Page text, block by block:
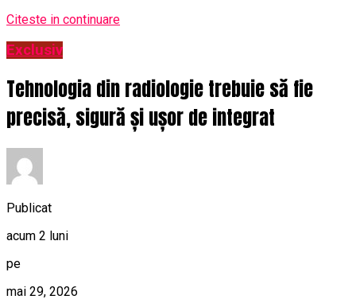
Citeste in continuare
Exclusiv
Tehnologia din radiologie trebuie să fie
precisă, sigură și ușor de integrat
Publicat
acum 2 luni
pe
mai 29, 2026